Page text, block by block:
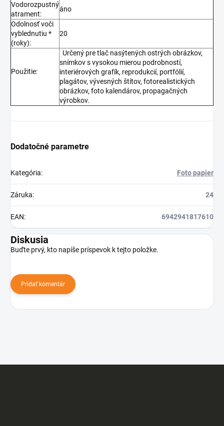
Vodorozpustný
atrament:
áno
Odolnosť voči
vyblednutiu *
(roky):
20
Použitie:
Určený pre tlač nasýtených ostrých obrázkov,
snímkov s vysokou mierou podrobností,
interiérových grafík, reprodukcií, portfólií,
plagátov, vývesných štítov, fotorealistických
obrázkov, foto kalendárov, propagačných
výrobkov.
Dodatočné parametre
Kategória: Foto papier
Záruka: 24
EAN: 6942941817610
Diskusia
Buďte prvý, kto napíše príspevok k tejto položke.
Pridať komentár